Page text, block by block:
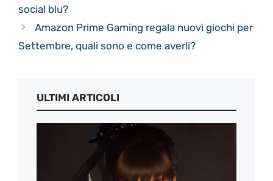
social blu?
Amazon Prime Gaming regala nuovi giochi per
Settembre, quali sono e come averli?
ULTIMI ARTICOLI